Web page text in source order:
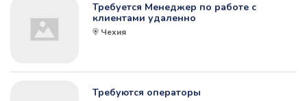
Требуется Менеджер по работе с
клиентами удаленно
Чехия
Требуются операторы